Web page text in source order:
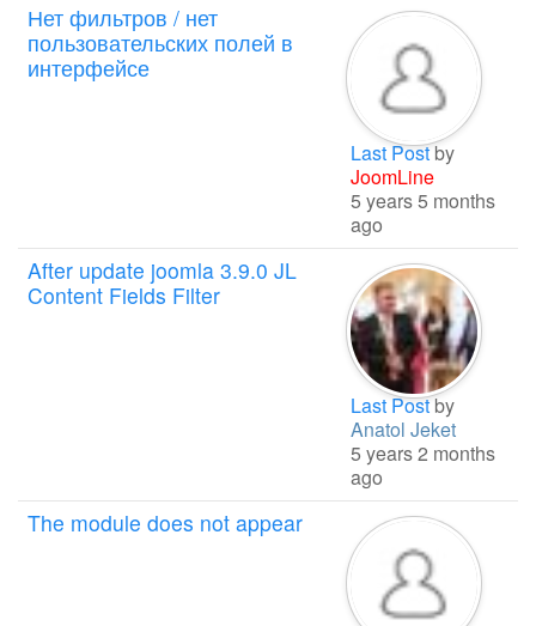
Нет фильтров / нет
пользовательских полей в
интерфейсе
Last Postby
JoomLine
5 years 5 months
ago
After update joomla 3.9.0 JL
Content Fields Filter
Last Postby
Anatol Jeket
5 years 2 months
ago
The module does not appear